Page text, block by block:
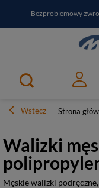
Bezproblemowy
PayPo - kup i zapłać za
Wstecz Strona
Walizki
Męskie walizki